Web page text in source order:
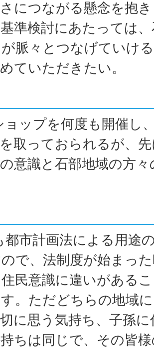
につながる懸念を抱
準検討にあたっては
脈々とつなげていけ
ていただきたい。
ョップを何度も開催し
取っておられるが、
意識と石部地域の方
都市計画法による用途
で、法制度が始まっ
民意識に違いがある
。ただどちらの地域
に思う気持ち、子孫
ちは同じで、その皆